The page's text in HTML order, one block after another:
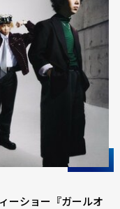
ーショー『ガールオ